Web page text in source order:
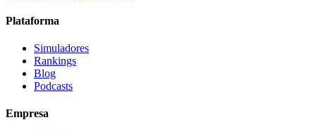
Plataforma
Simuladores
Rankings
Blog
Podcasts
Empresa